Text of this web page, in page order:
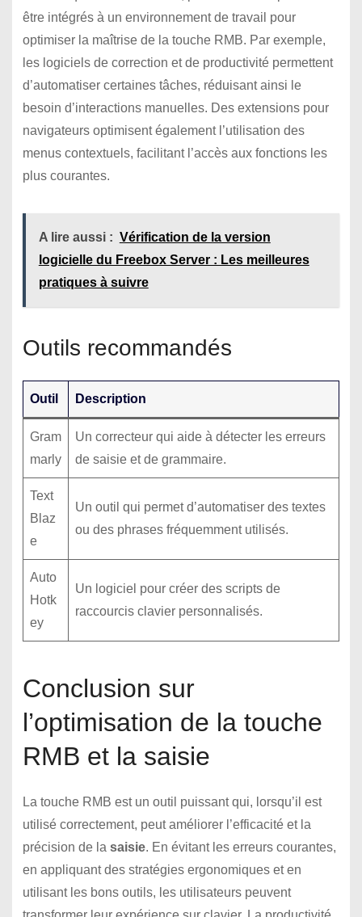
être intégrés à un environnement de travail pour
optimiser la maîtrise de la touche RMB. Par exemple,
les logiciels de correction et de productivité permettent
d’automatiser certaines tâches, réduisant ainsi le
besoin d’interactions manuelles. Des extensions pour
navigateurs optimisent également l’utilisation des
menus contextuels, facilitant l’accès aux fonctions les
plus courantes.
A lire aussi : Vérification de la version
logicielle du Freebox Server : Les meilleures
pratiques à suivre
Outils recommandés
Outil Description
Gram
marly
Un correcteur qui aide à détecter les erreurs
de saisie et de grammaire.
Text
Blaz
e
Un outil qui permet d’automatiser des textes
ou des phrases fréquemment utilisés.
Auto
Hotk
ey
Un logiciel pour créer des scripts de
raccourcis clavier personnalisés.
Conclusion sur
l’optimisation de la touche
RMB et la saisie
La touche RMB est un outil puissant qui, lorsqu’il est
utilisé correctement, peut améliorer l’efficacité et la
précision de la saisie. En évitant les erreurs courantes,
en appliquant des stratégies ergonomiques et en
utilisant les bons outils, les utilisateurs peuvent